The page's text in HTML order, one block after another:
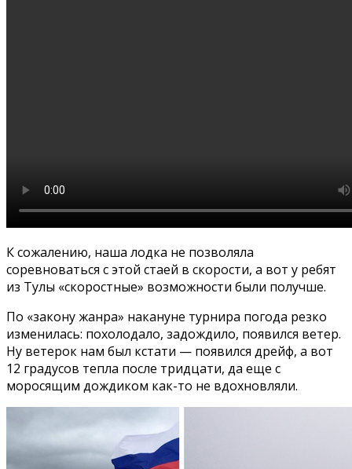
К сожалению, наша лодка не позволяла
соревноваться с этой стаей в скорости, а вот у ребят
из Тулы «скоростные» возможности были получше.
По «закону жанра» накануне турнира погода резко
изменилась: похолодало, задождило, появился ветер.
Ну ветерок нам был кстати — появился дрейф, а вот
12 градусов тепла после тридцати, да еще с
моросящим дождиком как-то не вдохновляли.